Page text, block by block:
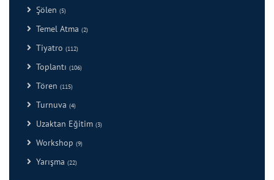
Şölen (5)
Temel Atma (2)
Tiyatro (112)
Toplantı (106)
Tören (115)
Turnuva (4)
Uzaktan Eğitim (3)
Workshop (9)
Yarışma (22)